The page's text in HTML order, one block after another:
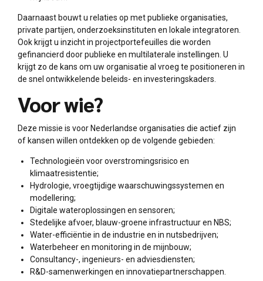
Daarnaast bouwt u relaties op met publieke organisaties,
private partijen, onderzoeksinstituten en lokale integratoren.
Ook krijgt u inzicht in projectportefeuilles die worden
gefinancierd door publieke en multilaterale instellingen. U
krijgt zo de kans om uw organisatie al vroeg te positioneren in
de snel ontwikkelende beleids- en investeringskaders.
Voor wie?
Deze missie is voor Nederlandse organisaties die actief zijn
of kansen willen ontdekken op de volgende gebieden:
Technologieën voor overstromingsrisico en
klimaatresistentie;
Hydrologie, vroegtijdige waarschuwingssystemen en
modellering;
Digitale wateroplossingen en sensoren;
Stedelijke afvoer, blauw-groene infrastructuur en NBS;
Water-efficiëntie in de industrie en in nutsbedrijven;
Waterbeheer en monitoring in de mijnbouw;
Consultancy-, ingenieurs- en adviesdiensten;
R&D-samenwerkingen en innovatiepartnerschappen.